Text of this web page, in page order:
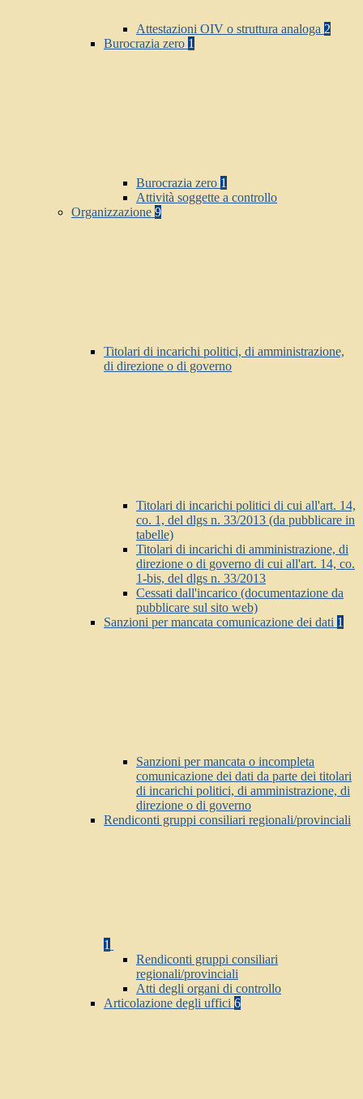
Attestazioni OIV o struttura analoga 2
Burocrazia zero 1
Burocrazia zero 1
Attività soggette a controllo
Organizzazione 9
Titolari di incarichi politici, di amministrazione,
di direzione o di governo
Titolari di incarichi politici di cui all'art. 14,
co. 1, del dlgs n. 33/2013 (da pubblicare in
tabelle)
Titolari di incarichi di amministrazione, di
direzione o di governo di cui all'art. 14, co.
1-bis, del dlgs n. 33/2013
Cessati dall'incarico (documentazione da
pubblicare sul sito web)
Sanzioni per mancata comunicazione dei dati 1
Sanzioni per mancata o incompleta
comunicazione dei dati da parte dei titolari
di incarichi politici, di amministrazione, di
direzione o di governo
Rendiconti gruppi consiliari regionali/provinciali
1
Rendiconti gruppi consiliari
regionali/provinciali
Atti degli organi di controllo
Articolazione degli uffici 6